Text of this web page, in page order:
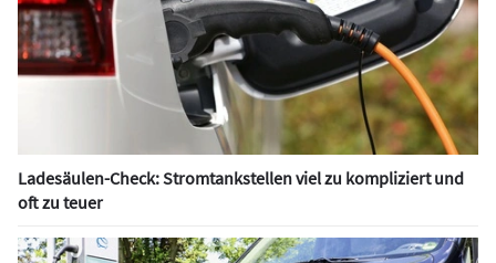
Ladesäulen-Check: Stromtankstellen viel zu kompliziert und
oft zu teuer